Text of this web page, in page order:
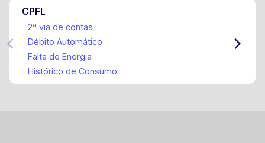
CPFL
2ª via de contas
Débito Automático
Falta de Energia
Histórico de Consumo